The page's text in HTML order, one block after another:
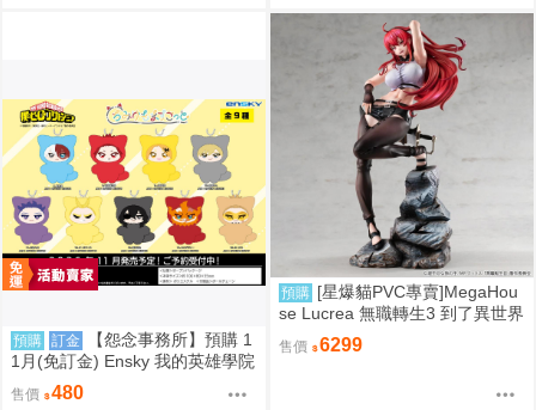
預購 訂金
【怨念事務所】預購 1
1月(免訂金) Ensky 我的英雄學院
Q版動物裝珠鍊布偶吊飾 娃娃 第
2彈 9款分售 0816
售價 480
預購 [星爆貓PVC專賣]MegaHou
se Lucrea 無職轉生3 到了異世界
就拿出真本事 艾莉絲·伯雷亞斯·
格雷拉特 預計2027/06到貨
售價 6299